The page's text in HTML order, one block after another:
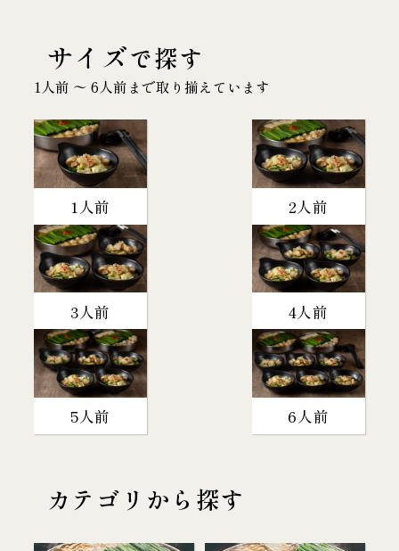
サイズで探す
1人前 〜 6人前まで取り揃えています
1人前 2人前
3人前 4人前
5人前 6人前
カテゴリから探す